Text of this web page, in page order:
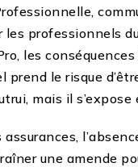
les professionnels
les
prend le risque
mais il
une amende